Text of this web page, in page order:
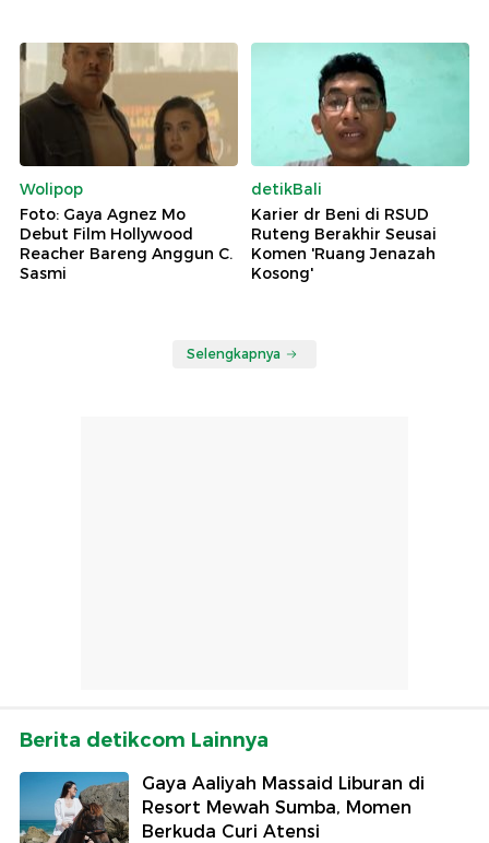
Wolipop
Foto: Gaya Agnez Mo
Debut Film Hollywood
Reacher Bareng Anggun C.
Sasmi
detikBali
Karier dr Beni di RSUD
Ruteng Berakhir Seusai
Komen 'Ruang Jenazah
Kosong'
Selengkapnya
Berita detikcom Lainnya
Gaya Aaliyah Massaid Liburan di
Resort Mewah Sumba, Momen
Berkuda Curi Atensi